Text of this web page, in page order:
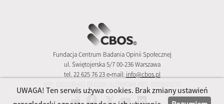
UWAGA! Ten serwis używa cookies. Brak zmiany ustawień
Fundacja Centrum Badania Opinii Społecznej
ul. Świętojerska 5/7 00-236 Warszawa
tel. 22 625 76 23 e‑mail: info@cbos.pl